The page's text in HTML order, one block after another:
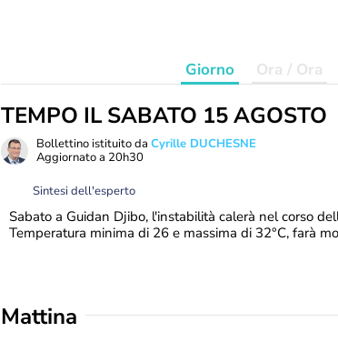
Giorno Ora / Ora
TEMPO IL SABATO 15 AGOSTO
Bollettino istituito da Cyrille DUCHESNE
Aggiornato a 20h30
Sintesi dell'esperto
Sabato a Guidan Djibo, l'instabilità calerà nel corso
Temperatura minima di 26 e massima di 32°C, farà
Mattina